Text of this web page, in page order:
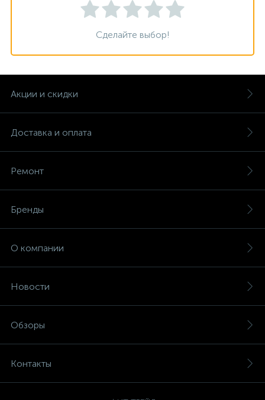
Сделайте выбор!
Акции и скидки
Доставка и оплата
Ремонт
Бренды
О компании
Новости
Обзоры
Контакты